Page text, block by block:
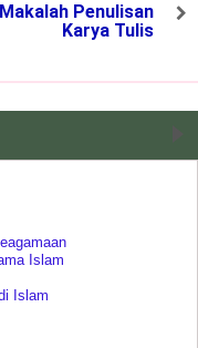
Makalah Penulisan
Karya Tulis
Islam
Islam